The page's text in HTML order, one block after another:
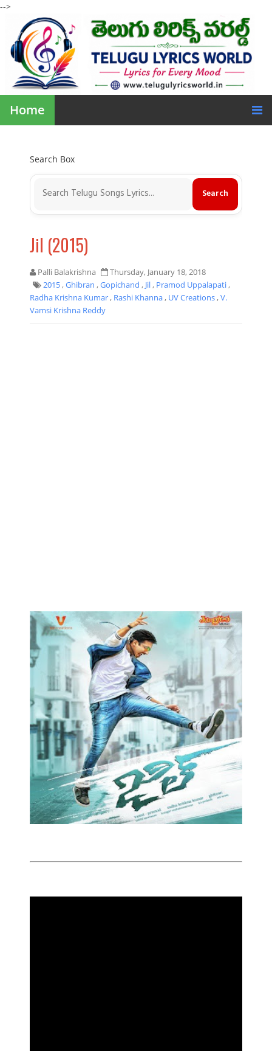
-->
Home
Search Box
Jil (2015)
Palli Balakrishna
Thursday, January 18, 2018
2015,Ghibran ,Gopichand , Jil, Pramod Uppalapati,
Radha Krishna Kumar, Rashi Khanna, UV Creations,V.
Vamsi Krishna Reddy